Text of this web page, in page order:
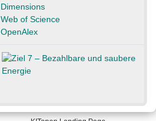
Dimensions
Web of Science
OpenAlex